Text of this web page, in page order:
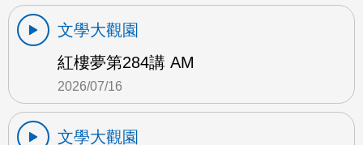
文學大觀園
紅樓夢第284講 AM
2026/07/16
文學大觀園